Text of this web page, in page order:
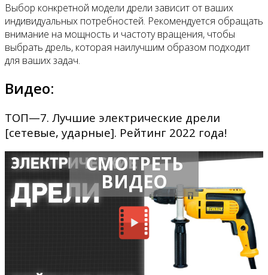
Выбор конкретной модели дрели зависит от ваших
индивидуальных потребностей. Рекомендуется обращать
внимание на мощность и частоту вращения, чтобы
выбрать дрель, которая наилучшим образом подходит
для ваших задач.
Видео:
ТОП—7. Лучшие электрические дрели
[сетевые, ударные]. Рейтинг 2022 года!
СМОТРЕТЬ
ВИДЕО